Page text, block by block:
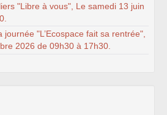
"Libre à vous", Le samedi 13 juin
journée "L’Ecospace fait sa rentrée",
2026 de 09h30 à 17h30.